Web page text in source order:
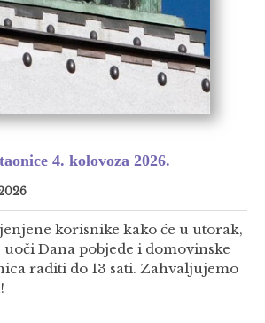
4. kolovoza 2026.
korisnike kako će u utorak,
uoči Dana pobjede i domovinske
raditi do 13 sati. Zahvaljujemo